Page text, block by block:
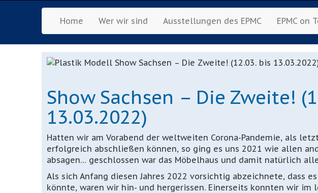
Home Wer wir sind Ausstellungen des EPMC EPMC on
Show Sachsen – Die Zweite!
13.03.2022)
Hatten wir am Vorabend der weltweiten Corona-Pandemie, als
erfolgreich abschließen können, so ging es uns 2021 wie allen
absagen… geschlossen war das Möbelhaus und damit natürlich
Als sich Anfang diesen Jahres 2022 vorsichtig abzeichnete, dass
könnte, waren wir hin- und hergerissen. Einerseits konnten wir im